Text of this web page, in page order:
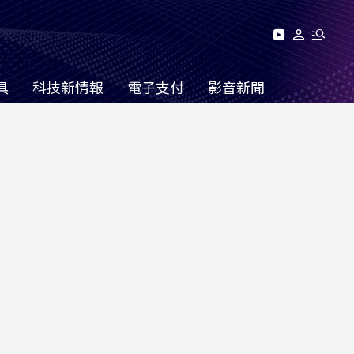
科技新情報 電子支付 影音新聞